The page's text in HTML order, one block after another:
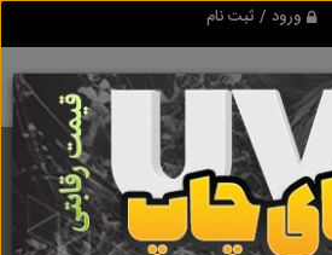
ورود / ثبت نام